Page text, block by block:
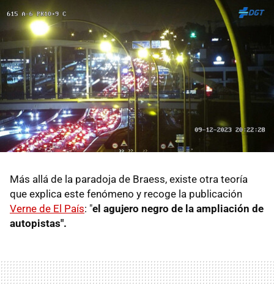
Más allá de la paradoja de Braess, existe otra teoría
que explica este fenómeno y recoge la publicación
Verne de El País: "el agujero negro de la ampliación de
autopistas".